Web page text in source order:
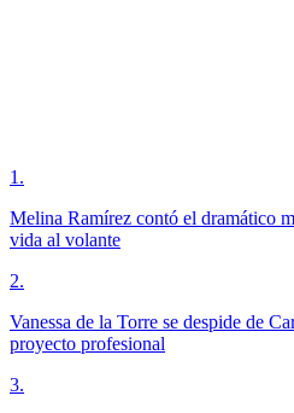
1 .
Melina Ramírez contó el dramático
vida al volante
2.
Vanessa de la Torre se despide de
proyecto profesional
3.